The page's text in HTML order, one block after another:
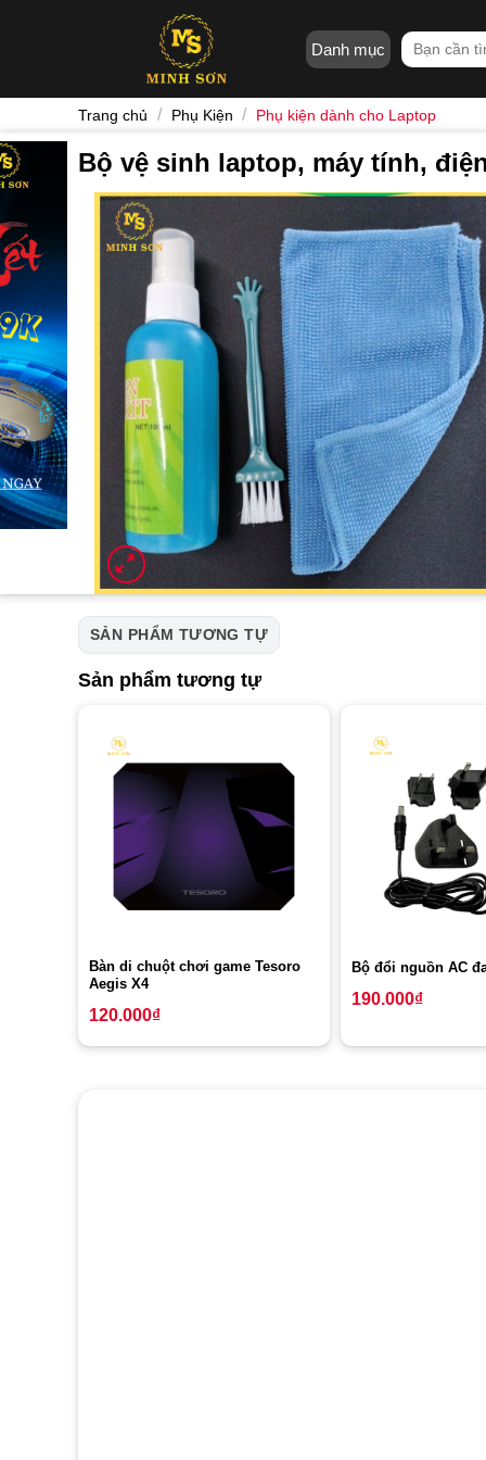
Danh mục
Tìm
kiếm:
Trang chủ / Phụ Kiện / Phụ kiện dành cho Laptop
Bộ vệ sinh laptop, máy tính,
SẢN PHẨM TƯƠNG TỰ
Sản phẩm tương tự
Bàn di chuột chơi game Tesoro
Aegis X4
120.000₫
Bộ đổi nguồn AC
190.000₫